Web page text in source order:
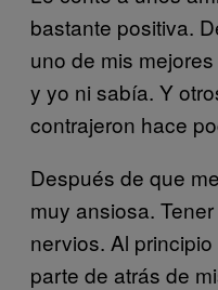
bastante positiva.
uno de mis
y yo ni sabía. Y
contrajeron hace
Después de que
muy ansiosa.
nervios. Al
parte de atrás de